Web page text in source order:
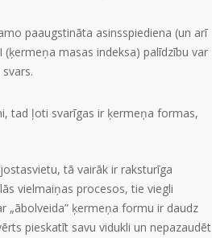
paaugstināta asinsspiediena (un arī
masas indeksa) palīdzību var
tad ļoti svarīgas ir ķermeņa formas,
tā vairāk ir raksturīga
vielmaiņas procesos, tie viegli
„ābolveida” ķermeņa formu ir daudz
pieskatīt savu vidukli un nepazaudēt